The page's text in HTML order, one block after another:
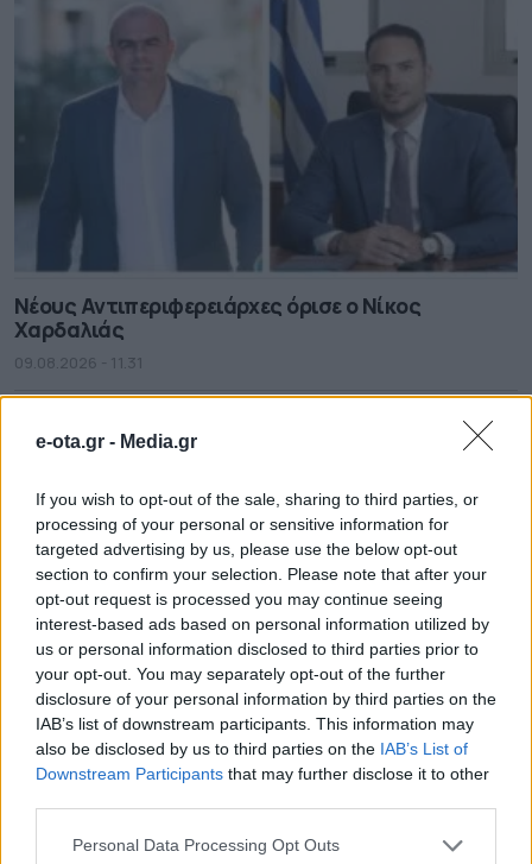
e-ota.gr - Media.gr
If you wish to opt-out of the sale, sharing to third parties, or
processing of your personal or sensitive information for
targeted advertising by us, please use the below opt-out
section to confirm your selection. Please note that after your
opt-out request is processed you may continue seeing
interest-based ads based on personal information utilized by
us or personal information disclosed to third parties prior to
your opt-out. You may separately opt-out of the further
disclosure of your personal information by third parties on the
IAB’s list of downstream participants. This information may
also be disclosed by us to third parties on the IAB’s List of
Downstream Participants that may further disclose it to other
Personal Data Processing Opt Outs
Νέους Αντιπεριφερειάρχες όρισε ο Νίκος
Χαρδαλιάς
09.08.2026 - 11.31
Σε κατάσταση κινητοποίησης Red Code και
σήμερα η χώρα